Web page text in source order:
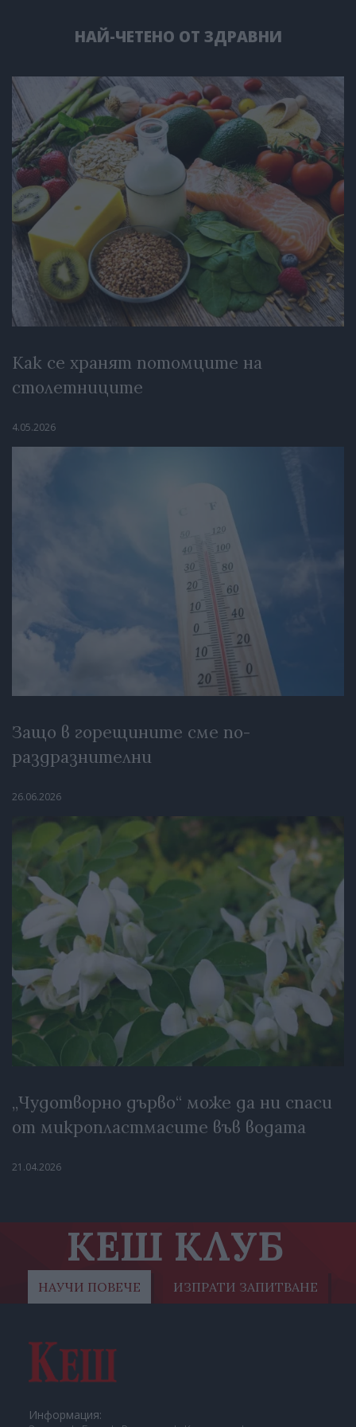
НАЙ-ЧЕТЕНО ОТ ЗДРАВНИ
Как се хранят потомците на
столетниците
4.05.2026
Защо в горещините сме по-
раздразнителни
26.06.2026
„Чудотворно дърво“ може да ни спаси
от микропластмасите във водата
21.04.2026
КЕШ КЛУБ
НАУЧИ ПОВЕЧЕ ИЗПРАТИ ЗАПИТВАНЕ
Информация: